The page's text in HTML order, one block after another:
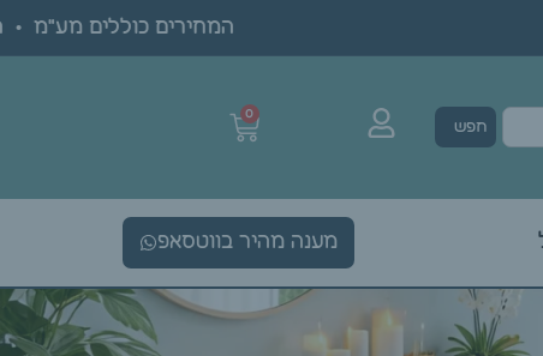
המחירים כוללים מע"מ •
חפש
0
מענה מהיר בווטסאפ